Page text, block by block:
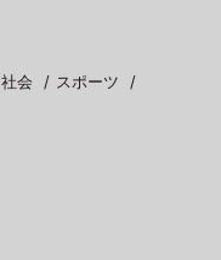
社会
スポーツ